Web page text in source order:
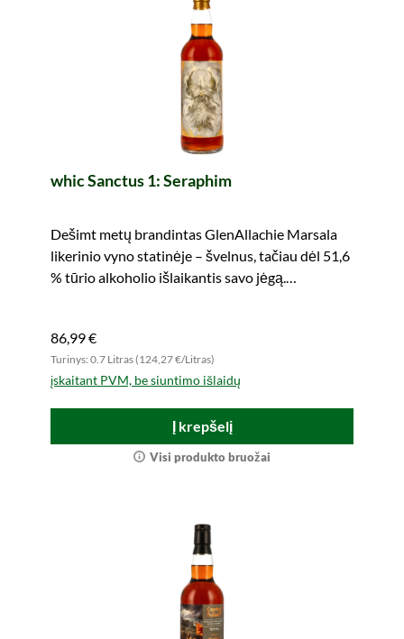
whic Sanctus 1: Seraphim
Dešimt metų brandintas GlenAllachie Marsala
likerinio vyno statinėje – švelnus, tačiau dėl 51,6
% tūrio alkoholio išlaikantis savo jėgą.
86,99 €
Turinys: 0.7 Litras (124,27 €/Litras)
įskaitant PVM, be siuntimo išlaidų
Į krepšelį
Visi produkto bruožai